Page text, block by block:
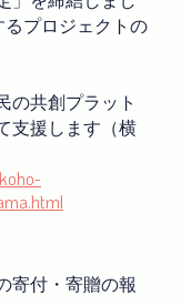
プロジェクトの
の共創プラット
支援します（横
寄付・寄贈の報